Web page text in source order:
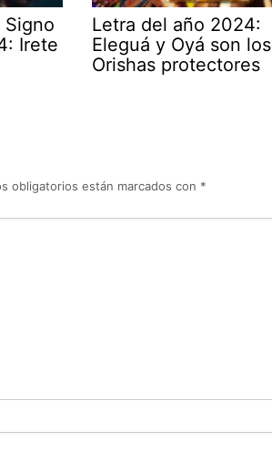
Signo
Irete
Letra del año 2024:
Eleguá y Oyá son los
Orishas protectores
obligatorios están marcados con *